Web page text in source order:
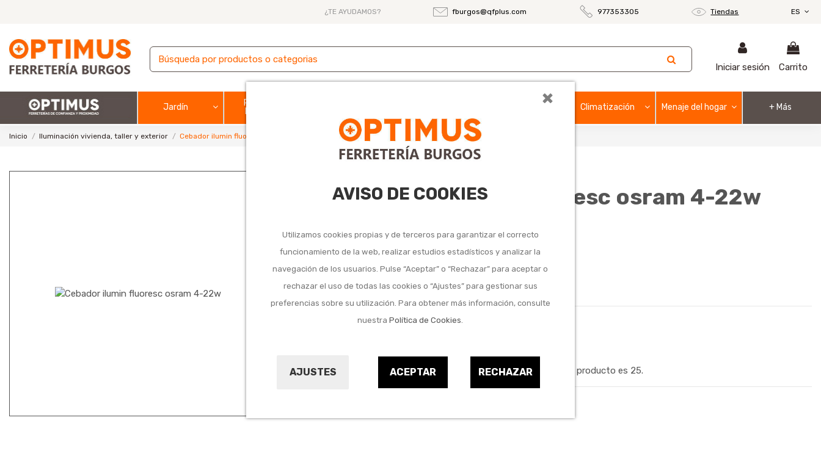
×
AVISO DE COOKIES
Utilizamos cookies propias y de terceros para garantizar el correcto
funcionamiento de la web, realizar estudios estadísticos y analizar la
navegación de los usuarios. Pulse “Aceptar” o “Rechazar” para aceptar o
rechazar el uso de todas las cookies o “Ajustes” para gestionar sus
preferencias sobre su utilización. Para obtener más información, consulte
nuestraPolítica de Cookies
AJUSTES ACEPTAR RECHAZAR
¿TE AYUDAMOS? fburgos@qfplus.com 977353305 Tiendas ES
Iniciar sesión Carrito
Jardín
Pintura y
Climatización Menaje del hogar + Más
Inicio Iluminación vivienda, taller y exterior Cebador ilumin fluoresc osram 4-22w
Cebador ilumin fluoresc osram 4-22w
Impuestos incluidos
Marca:
OSRAM
Referencia:
1000208
La cantidad mínima en el pedido de compra para el producto es 25.